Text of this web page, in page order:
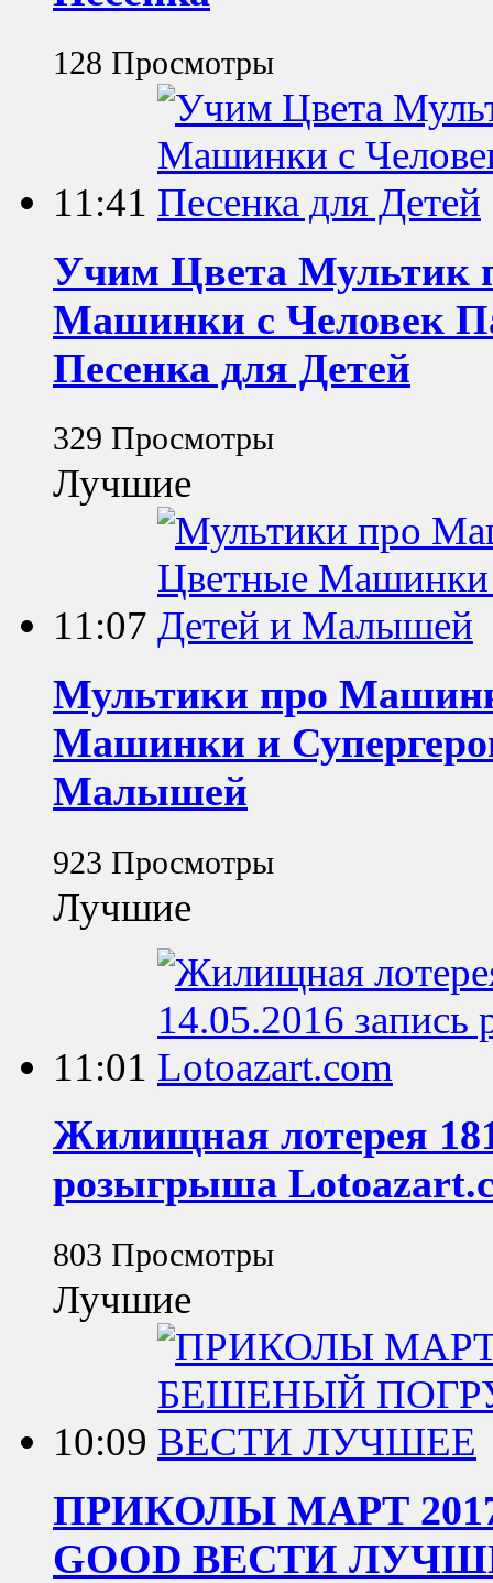
128 Просмотры
11:41
Учим Цвета
Машинки с Человек
Песенка для Детей
329 Просмотры
Лучшие
11:07
Мультики про
Машинки и
Малышей
923 Просмотры
Лучшие
11:01
Жилищная лотерея
розыгрыша
803 Просмотры
Лучшие
10:09
ПРИКОЛЫ МАРТ
GOOD ВЕСТИ